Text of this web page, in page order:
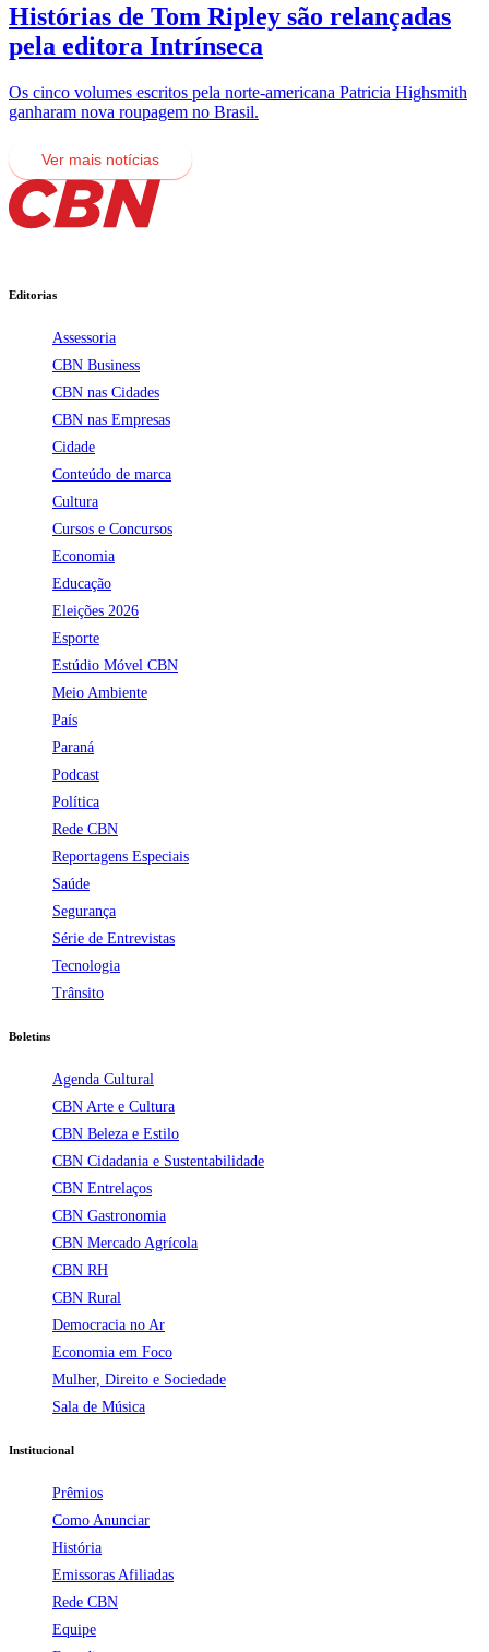
Histórias de Tom Ripley são relançadas
pela editora Intrínseca
Os cinco volumes escritos pela norte-americana Patricia Highsmith
ganharam nova roupagem no Brasil.
Ver mais notícias
Editorias
Assessoria
CBN Business
CBN nas Cidades
CBN nas Empresas
Cidade
Conteúdo de marca
Cultura
Cursos e Concursos
Economia
Educação
Eleições 2026
Esporte
Estúdio Móvel CBN
Meio Ambiente
País
Paraná
Podcast
Política
Rede CBN
Reportagens Especiais
Saúde
Segurança
Série de Entrevistas
Tecnologia
Trânsito
Boletins
Agenda Cultural
CBN Arte e Cultura
CBN Beleza e Estilo
CBN Cidadania e Sustentabilidade
CBN Entrelaços
CBN Gastronomia
CBN Mercado Agrícola
CBN RH
CBN Rural
Democracia no Ar
Economia em Foco
Mulher, Direito e Sociedade
Sala de Música
Institucional
Prêmios
Como Anunciar
História
Emissoras Afiliadas
Rede CBN
Equipe